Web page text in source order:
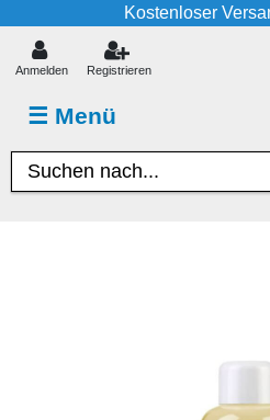
Kostenloser
☰ Menü
Anmelden Registrieren